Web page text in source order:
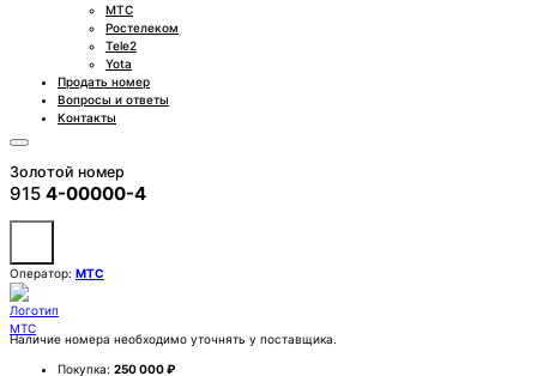
МТС
Ростелеком
Tele2
Yota
Продать номер
Вопросы и ответы
Контакты
Золотой номер
915 4-00000-4
Оператор: МТС
Наличие номера необходимо уточнять у поставщика.
Покупка: 250 000 ₽